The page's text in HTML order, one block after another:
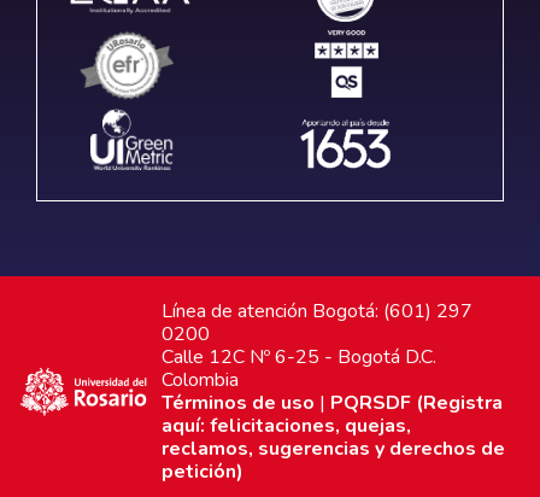
Línea de atención Bogotá: (601) 297
0200
Calle 12C Nº 6-25 - Bogotá D.C.
Colombia
Términos de uso | PQRSDF (Registra
aquí: felicitaciones, quejas,
reclamos, sugerencias y derechos de
petición)